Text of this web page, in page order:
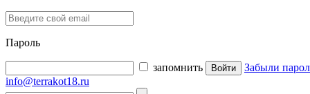
Пароль
запомнить
Забыли
info@terrakot18.ru